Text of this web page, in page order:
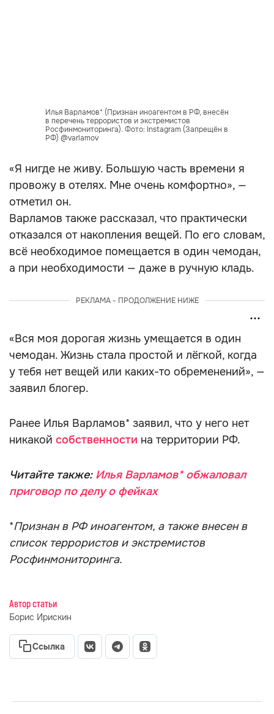
Илья Варламов* (Признан иноагентом в РФ, внесён
в перечень террористов и экстремистов
Росфинмониторинга). Фото: Instagram (Запрещён в
РФ) @varlamov
«Я нигде не живу. Большую часть времени я
провожу в отелях. Мне очень комфортно», —
отметил он.
Варламов также рассказал, что практически
отказался от накопления вещей. По его словам,
всё необходимое помещается в один чемодан,
а при необходимости — даже в ручную кладь.
РЕКЛАМА - ПРОДОЛЖЕНИЕ НИЖЕ
«Вся моя дорогая жизнь умещается в один
чемодан. Жизнь стала простой и лёгкой, когда
у тебя нет вещей или каких-то обременений», —
заявил блогер.
Ранее Илья Варламов* заявил, что у него нет
никакой собственности на территории РФ.
Читайте также: Илья Варламов* обжаловал
приговор по делу о фейках
*Признан в РФ иноагентом, а также внесен в
список террористов и экстремистов
Росфинмониторинга.
Автор статьи
Борис Ирискин
Ссылка